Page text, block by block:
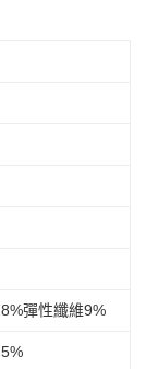
彈性纖維9%